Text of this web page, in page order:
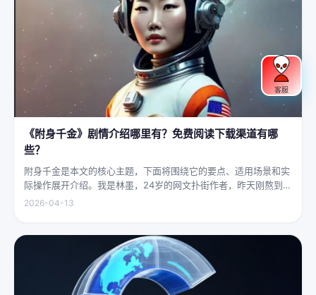
《附身千金》剧情介绍哪里有？免费阅读下载渠道有哪
些？
附身千金是本文的核心主题，下面将围绕它的要点、适用场景和实
际操作展开介绍。我是林墨，24岁的网文扑街作者，昨天刚熬到凌
晨四点赶完一本豪门甜宠文的大纲，揉着发酸的眼睛扑上床就睡，
2026-04-13
客服